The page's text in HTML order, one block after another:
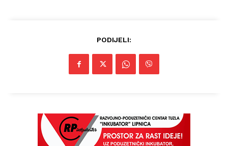
PODIJELI: